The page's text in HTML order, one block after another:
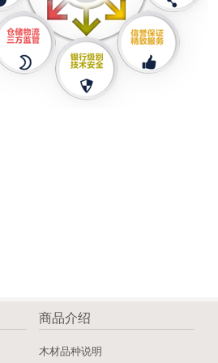
商品介绍
木材品种说明